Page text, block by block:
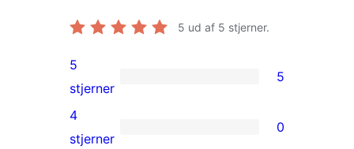
5 ud af 5 stjerner.
5
5-
stjernet
5
stjerner
5
0
4
stjerner
0